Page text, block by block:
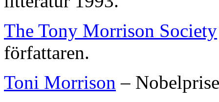
The Tony Morrison Society
författaren.
Toni Morrison –